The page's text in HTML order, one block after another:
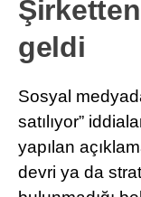
geldi
Sosyal
satılıyor”
yapılan
devri ya da